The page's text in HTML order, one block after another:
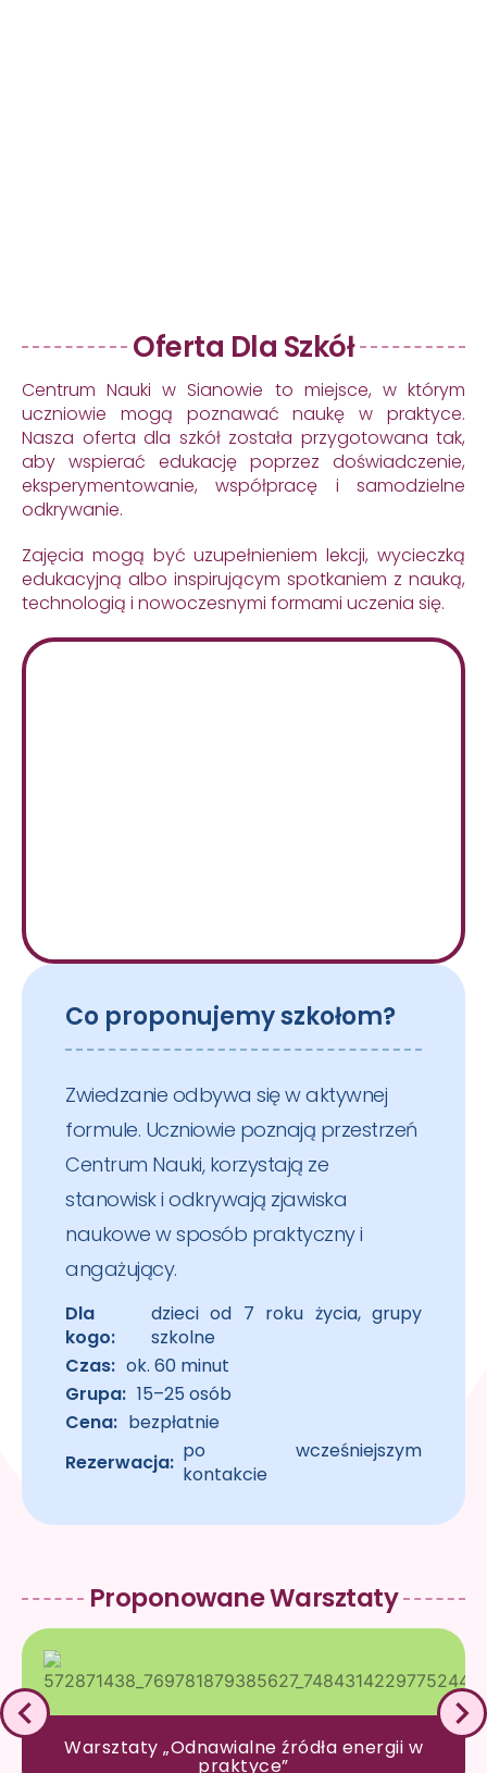
Oferta Dla Szkół
Centrum Nauki w Sianowie to miejsce, w którym
uczniowie mogą poznawać naukę w praktyce.
Nasza oferta dla szkół została przygotowana tak,
aby wspierać edukację poprzez doświadczenie,
eksperymentowanie, współpracę i samodzielne
odkrywanie.
Zajęcia mogą być uzupełnieniem lekcji, wycieczką
edukacyjną albo inspirującym spotkaniem z nauką,
technologią i nowoczesnymi formami uczenia się.
Co proponujemy szkołom?
Zwiedzanie odbywa się w aktywnej
formule. Uczniowie poznają przestrzeń
Centrum Nauki, korzystają ze
stanowisk i odkrywają zjawiska
naukowe w sposób praktyczny i
angażujący.
Dla
kogo:
dzieci od 7 roku życia, grupy
szkolne
Czas: ok. 60 minut
Grupa: 15–25 osób
Cena: bezpłatnie
Rezerwacja: po wcześniejszym
kontakcie
Proponowane Warsztaty
Warsztaty „Odnawialne źródła energii w
praktyce”